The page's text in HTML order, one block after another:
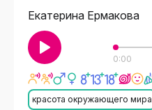
Екатерина Ермакова
0:00
красота окружающего мира